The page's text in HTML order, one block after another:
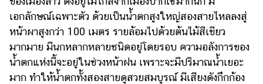
เอกลักษณ์เฉพาะตัว ด้วยเป็นน้ำตกสูงใหญ่สองสายไหลลงสู่
หน้าผาสูงกว่า 100 เมตร รายล้อมไปด้วยต้นไม้สีเขียว
มากมาย มีนกหลากหลายชนิดอยู่โดยรอบ ความอลังการของ
น้ำตกแห่งนี้จะอยู่ในช่วงหน้าฝน เพราะจะมีปริมาณน้ำเยอะ
มาก ทำให้น้ำตกทั้งสองสายดูสวยสมบูรณ์ มีเสียงดังกึกก้อง